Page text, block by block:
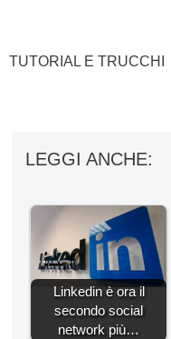
TUTORIAL E TRUCCHI
LEGGI ANCHE:
Linkedin è ora il
secondo social
network più…